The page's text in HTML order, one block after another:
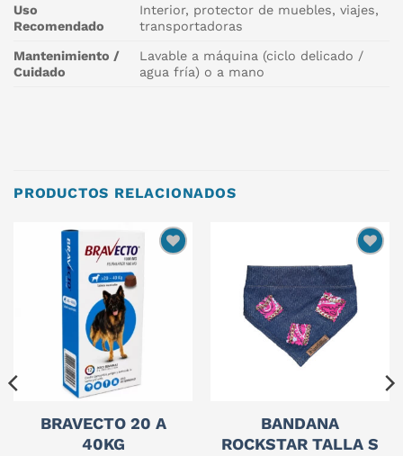
Uso
Recomendado
Interior, protector de muebles, viajes,
transportadoras
Mantenimiento /
Cuidado
Lavable a máquina (ciclo delicado /
agua fría) o a mano
PRODUCTOS RELACIONADOS
BRAVECTO 20 A
40KG
BANDANA
ROCKSTAR TALLA S